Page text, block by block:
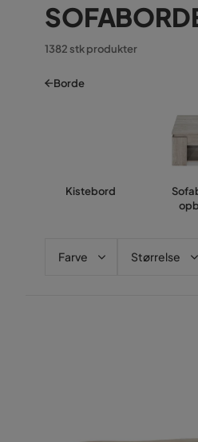
1382 stk produkter
Borde
Kistebord
Farve Størrelse